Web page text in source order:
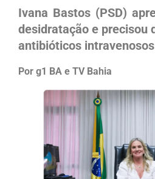
Ivana Bastos (PSD)
desidratação e precisou
antibióticos intravenosos
Por g1 BA e TV Bahia